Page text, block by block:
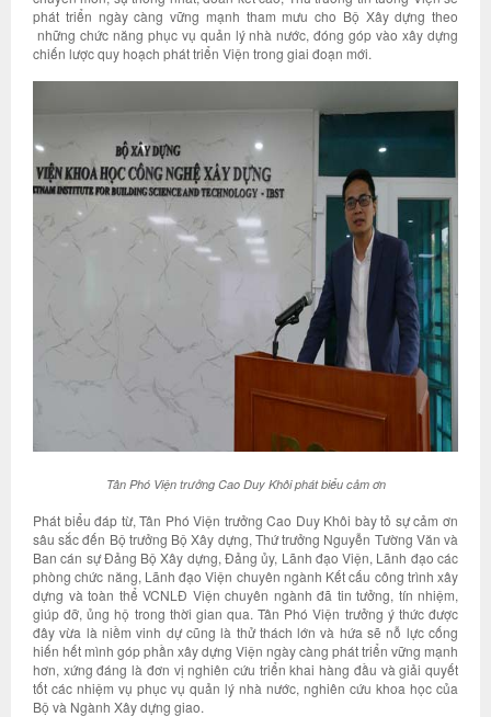
phát triển ngày càng vững mạnh tham mưu cho Bộ Xây dựng theo
những chức năng phục vụ quản lý nhà nước, đóng góp vào xây dựng
chiến lược quy hoạch phát triển Viện trong giai đoạn mới.
Tân Phó Viện trưởng Cao Duy Khôi phát biểu cảm ơn
Phát biểu đáp từ, Tân Phó Viện trưởng Cao Duy Khôi bày tỏ sự cảm ơn
sâu sắc đến Bộ trưởng Bộ Xây dựng, Thứ trưởng Nguyễn Tường Văn và
Ban cán sự Đảng Bộ Xây dựng, Đảng ủy, Lãnh đạo Viện, Lãnh đạo các
phòng chức năng, Lãnh đạo Viện chuyên ngành Kết cấu công trình xây
dựng và toàn thể VCNLĐ Viện chuyên ngành đã tin tưởng, tín nhiệm,
giúp đỡ, ủng hộ trong thời gian qua. Tân Phó Viện trưởng ý thức được
đây vừa là niềm vinh dự cũng là thử thách lớn và hứa sẽ nỗ lực cống
hiến hết mình góp phần xây dựng Viện ngày càng phát triển vững mạnh
hơn, xứng đáng là đơn vị nghiên cứu triển khai hàng đầu và giải quyết
tốt các nhiệm vụ phục vụ quản lý nhà nước, nghiên cứu khoa học của
Bộ và Ngành Xây dựng giao.